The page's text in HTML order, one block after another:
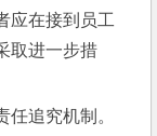
应在接到员工
取进一步措
追究机制。